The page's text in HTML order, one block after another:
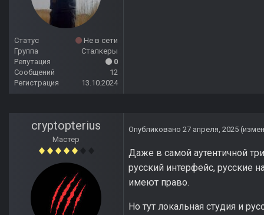
Статус
Не в сети
Группа
Сталкеры
Репутация
0
Сообщений
12
Регистрация
13.10.2024
cryptopterius
Мастер
Опубликовано 27 апреля, 2025
Даже в самой аутентичной
русский интерфейс, русские
имеют право.
Но тут локальная студия и